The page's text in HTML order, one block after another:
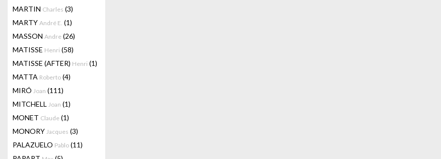
MARTIN Charles (3)
MARTY André E. (1)
MASSON Andre (26)
MATISSE Henri (58)
MATISSE (AFTER) Henri (1)
MATTA Roberto (4)
MIRÓ Joan (111)
MITCHELL Joan (1)
MONET Claude (1)
MONORY Jacques (3)
PALAZUELO Pablo (11)